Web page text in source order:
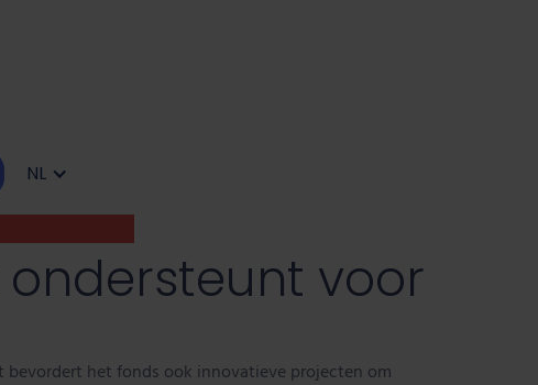
NL
voor
bevordert het fonds ook innovatieve projecten om